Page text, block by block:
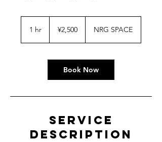
1 hr
yen¥2,500 NRG SPACE
Book Now
Service
Description